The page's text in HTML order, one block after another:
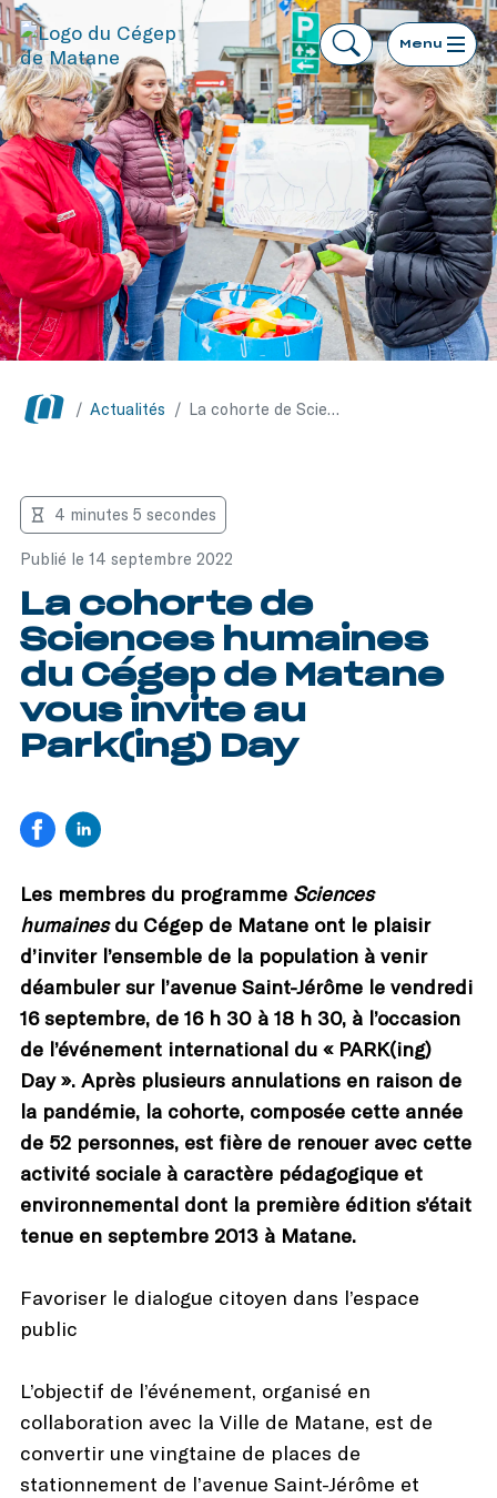
Menu
/ Actualités / La cohorte de Sciences humaines du Cégep de Matane vous invite au Park(ing) Day
Publié le 14 septembre 2022
4 minutes 5 secondes
La cohorte de
Sciences humaines
du Cégep de Matane
vous invite au
Park(ing) Day
Les membres du programme Sciences
humainesdu Cégep de Matane ont le plaisir
d’inviter l’ensemble de la population à venir
déambuler sur l’avenue Saint-Jérôme le vendredi
16 septembre, de 16 h 30 à 18 h 30, à l’occasion
de l’événement international du « PARK(ing)
Day ». Après plusieurs annulations en raison de
la pandémie, la cohorte, composée cette année
de 52 personnes, est fière de renouer avec cette
activité sociale à caractère pédagogique et
environnemental dont la première édition s’était
tenue en septembre 2013 à Matane.
Favoriser le dialogue citoyen dans l’espace
public
L’objectif de l’événement, organisé en
collaboration avec la Ville de Matane, est de
convertir une vingtaine de places de
stationnement de l’avenue Saint-Jérôme et